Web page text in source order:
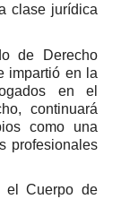
clase jurídica
de Derecho
impartió en la
en el
continuará
como una
profesionales
el Cuerpo de